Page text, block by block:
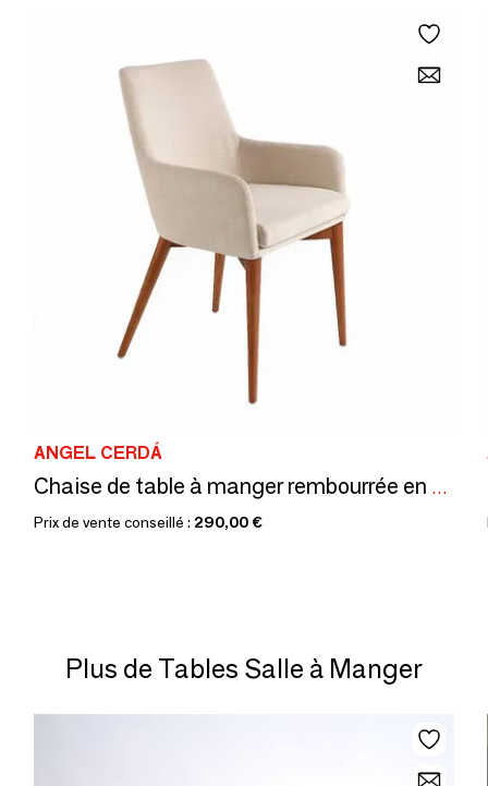
ANGEL CERDÁ
Chaise de table à manger rembourrée en tissu beige
Prix de vente conseillé : 290,00 €
Plus de Tables Salle à Manger